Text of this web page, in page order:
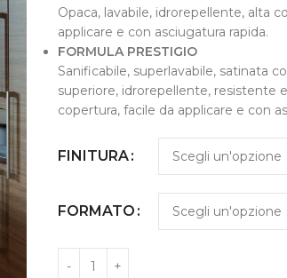
Opaca, lavabile, idrorepellente, alta
applicare e con asciugatura rapida.
FORMULA PRESTIGIO
Sanificabile, superlavabile, satinata
superiore, idrorepellente, resistente
copertura, facile da applicare e con
FINITURA
FORMATO